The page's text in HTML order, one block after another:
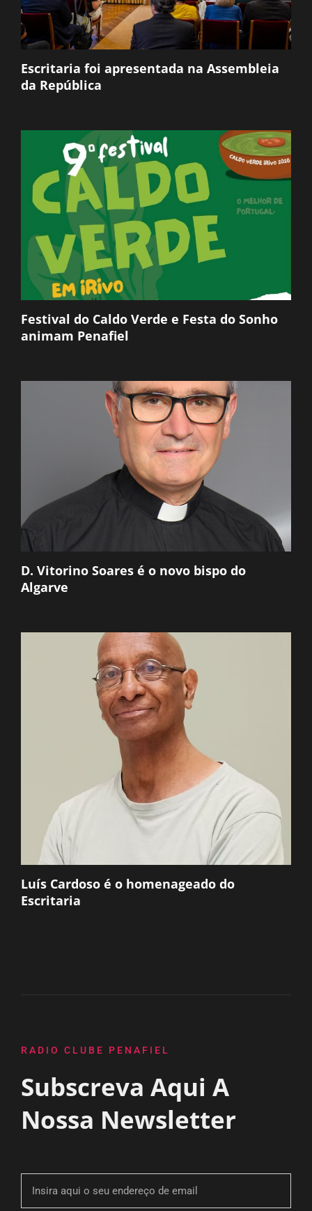
Escritaria foi apresentada na Assembleia
da República
Festival do Caldo Verde e Festa do Sonho
animam Penafiel
D. Vitorino Soares é o novo bispo do
Algarve
Luís Cardoso é o homenageado do
Escritaria
RADIO CLUBE PENAFIEL
Subscreva Aqui A
Nossa Newsletter